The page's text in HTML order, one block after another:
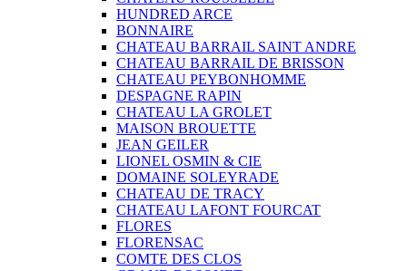
HUNDRED ARCE
BONNAIRE
CHATEAU BARRAIL SAINT ANDRE
CHATEAU BARRAIL DE BRISSON
CHATEAU PEYBONHOMME
DESPAGNE RAPIN
CHATEAU LA GROLET
MAISON BROUETTE
JEAN GEILER
LIONEL OSMIN & CIE
DOMAINE SOLEYRADE
CHATEAU DE TRACY
CHATEAU LAFONT FOURCAT
FLORES
FLORENSAC
COMTE DES CLOS